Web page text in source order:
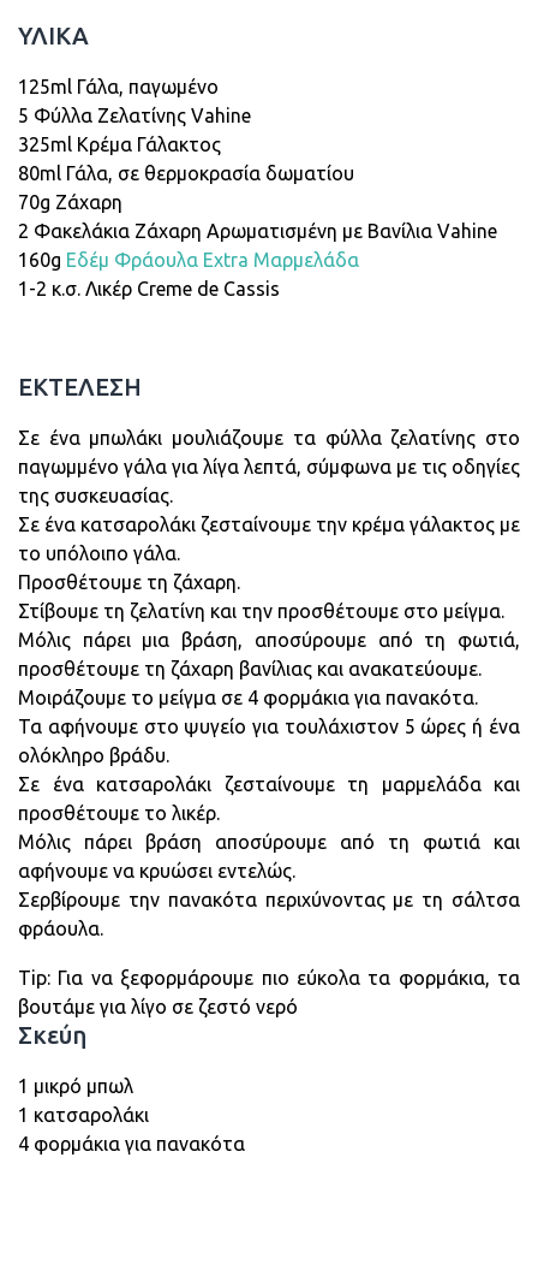
ΥΛΙΚΑ
125ml Γάλα, παγωμένο
5 Φύλλα Ζελατίνης Vahine
325ml Κρέμα Γάλακτος
80ml Γάλα, σε θερμοκρασία δωματίου
70g Ζάχαρη
2 Φακελάκια Ζάχαρη Αρωματισμένη με Βανίλια Vahine
160g Εδέμ Φράουλα Extra Μαρμελάδα
1-2 κ.σ. Λικέρ Creme de Cassis
ΕΚΤΕΛΕΣΗ
Σε ένα μπωλάκι μουλιάζουμε τα φύλλα ζελατίνης στο
παγωμμένο γάλα για λίγα λεπτά, σύμφωνα με τις οδηγίες
της συσκευασίας.
Σε ένα κατσαρολάκι ζεσταίνουμε την κρέμα γάλακτος με
το υπόλοιπο γάλα.
Προσθέτουμε τη ζάχαρη.
Στίβουμε τη ζελατίνη και την προσθέτουμε στο μείγμα.
Μόλις πάρει μια βράση, αποσύρουμε από τη φωτιά,
προσθέτουμε τη ζάχαρη βανίλιας και ανακατεύουμε.
Μοιράζουμε το μείγμα σε 4 φορμάκια για πανακότα.
Τα αφήνουμε στο ψυγείο για τουλάχιστον 5 ώρες ή ένα
ολόκληρο βράδυ.
Σε ένα κατσαρολάκι ζεσταίνουμε τη μαρμελάδα και
προσθέτουμε το λικέρ.
Μόλις πάρει βράση αποσύρουμε από τη φωτιά και
αφήνουμε να κρυώσει εντελώς.
Σερβίρουμε την πανακότα περιχύνοντας με τη σάλτσα
φράουλα.
Tip: Για να ξεφορμάρουμε πιο εύκολα τα φορμάκια, τα
βουτάμε για λίγο σε ζεστό νερό
Σκεύη
1 μικρό μπωλ
1 κατσαρολάκι
4 φορμάκια για πανακότα